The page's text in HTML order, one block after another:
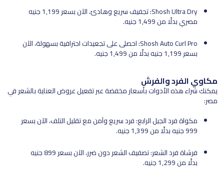
Shosh Ultra Dry: تجفيف سريع وهادئ، الآن بسعر 1,199 جنيه
مصري بدلًا من 1,499 جنيه.
Shosh Auto Curl Pro: احصلى على تجعيدات احترافية بسهولة، الآن
بسعر 1,199 جنيه بدلًا من 1,499 جنيه.
مكاوي الفرد والفرش
يمكنك شراء هذه الأدوات بأسعار مخفضة عبر تفعيل عروض العناية بالشعر في
مصر:
مكواة فرد الجيل الرابع: فرد سريع وآمن مع تقليل التلف، الآن بسعر
999 جنيه بدلًا من 1,399 جنيه.
فرشاة فرد الشعر: تصفيف الشعر دون ضرر، الآن بسعر 899 جنيه
بدلًا من 1,299 جنيه.